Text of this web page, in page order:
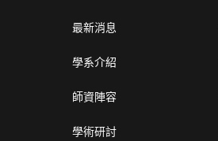
最新消息
學系介紹
師資陣容
學術研討